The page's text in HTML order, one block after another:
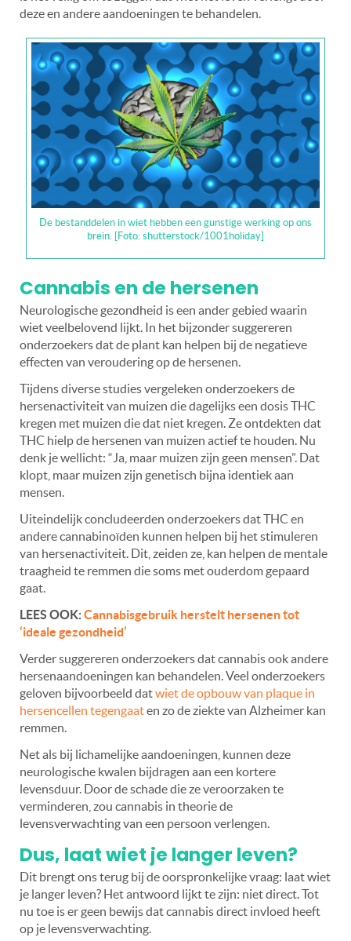
deze en andere aandoeningen te behandelen.
De bestanddelen in wiet hebben een gunstige werking op ons
brein. [Foto: shutterstock/1001holiday]
Cannabis en de hersenen
Neurologische gezondheid is een ander gebied waarin
wiet veelbelovend lijkt. In het bijzonder suggereren
onderzoekers dat de plant kan helpen bij de negatieve
effecten van veroudering op de hersenen.
Tijdens diverse studies vergeleken onderzoekers de
hersenactiviteit van muizen die dagelijks een dosis THC
kregen met muizen die dat niet kregen. Ze ontdekten dat
THC hielp de hersenen van muizen actief te houden. Nu
denk je wellicht: “Ja, maar muizen zijn geen mensen”. Dat
klopt, maar muizen zijn genetisch bijna identiek aan
mensen.
Uiteindelijk concludeerden onderzoekers dat THC en
andere cannabinoïden kunnen helpen bij het stimuleren
van hersenactiviteit. Dit, zeiden ze, kan helpen de mentale
traagheid te remmen die soms met ouderdom gepaard
gaat.
LEES OOK:Cannabisgebruik herstelt hersenen tot
‘ideale gezondheid’
Verder suggereren onderzoekers dat cannabis ook andere
hersenaandoeningen kan behandelen. Veel onderzoekers
geloven bijvoorbeeld datwiet de opbouw van plaque in
hersencellen tegengaaten zo de ziekte van Alzheimer kan
remmen.
Net als bij lichamelijke aandoeningen, kunnen deze
neurologische kwalen bijdragen aan een kortere
levensduur. Door de schade die ze veroorzaken te
verminderen, zou cannabis in theorie de
levensverwachting van een persoon verlengen.
Dus, laat wiet je langer leven?
Dit brengt ons terug bij de oorspronkelijke vraag: laat wiet
je langer leven? Het antwoord lijkt te zijn: niet direct. Tot
nu toe is er geen bewijs dat cannabis direct invloed heeft
op je levensverwachting.